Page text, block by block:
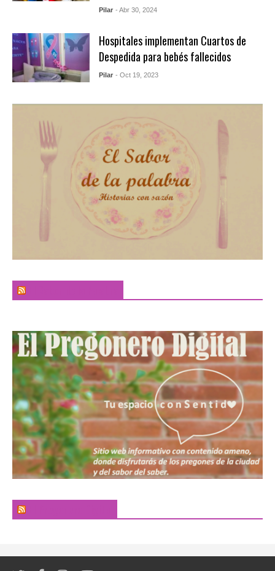
Pilar - Abr 30, 2024
Hospitales implementan Cuartos de
Despedida para bebés fallecidos
Pilar - Oct 19, 2023